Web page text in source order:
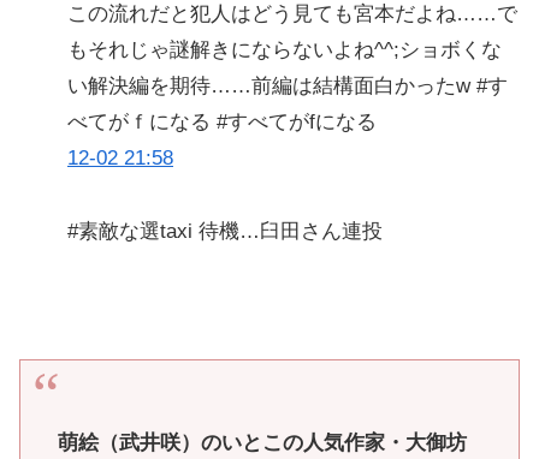
この流れだと犯人はどう見ても宮本だよね……で
もそれじゃ謎解きにならないよね^^;ショボくな
い解決編を期待……前編は結構面白かったw #す
べてがｆになる #すべてがfになる
12-02 21:58
#素敵な選taxi 待機…臼田さん連投
萌絵（武井咲）のいとこの人気作家・大御坊